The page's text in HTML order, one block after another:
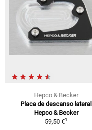
Hepco & Becker
Placa de descanso lateral
Hepco & Becker
59,50 €1